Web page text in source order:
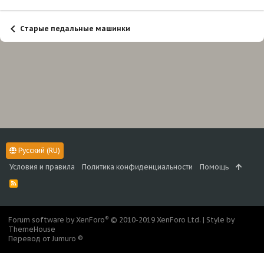
Старые педальные машинки
Русский (RU)
Условия и правила
Политика конфиденциальности Помощь
R
S
Forum software by XenForo® © 2010-2019 XenForo Ltd. | Style by
ThemeHouse
Перевод от Jumuro ®